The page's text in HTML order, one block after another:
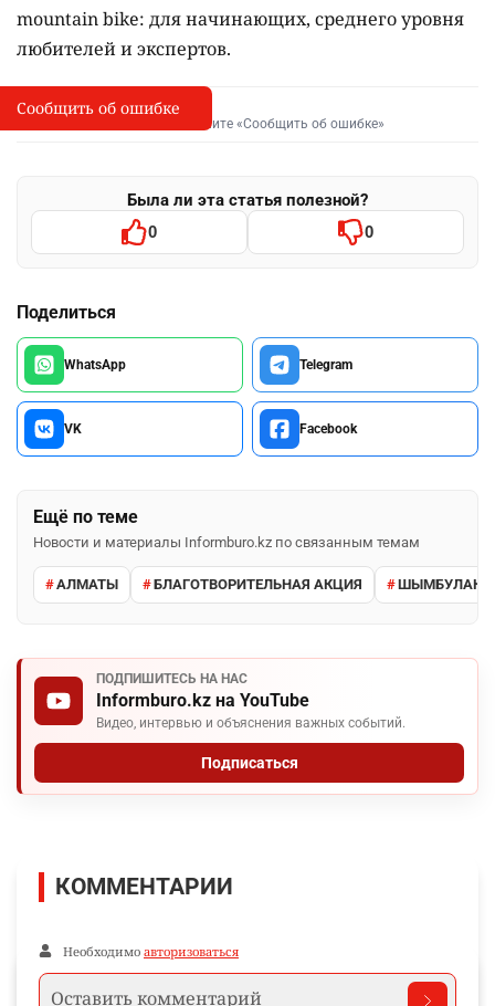
mountain bike: для начинающих, среднего уровня
любителей и экспертов.
I
Сообщить об опечатке
Выделите фрагмент и нажмите «Сообщить об ошибке»
Была ли эта статья полезной?
0 0
Поделиться
WhatsApp Telegram
VK Facebook
Ещё по теме
Новости и материалы Informburo.kz по связанным темам
АЛМАТЫ БЛАГОТВОРИТЕЛЬНАЯ АКЦИЯ ШЫМБУЛАК
ПОДПИШИТЕСЬ НА НАС
Informburo.kz на YouTube
Видео, интервью и объяснения важных событий.
Подписаться
Сообщить об ошибке
КОММЕНТАРИИ
Необходимо авторизоваться